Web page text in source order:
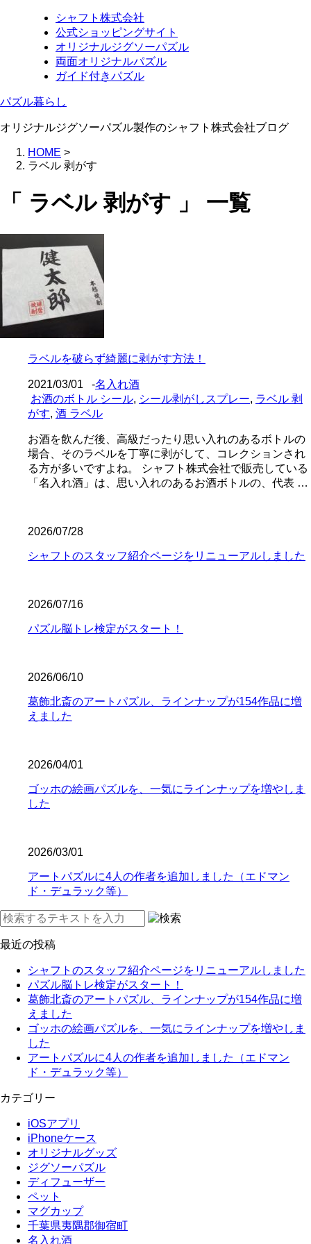
シャフト株式会社
公式ショッピングサイト
オリジナルジグソーパズル
両面オリジナルパズル
ガイド付きパズル
パズル暮らし
オリジナルジグソーパズル製作のシャフト株式会社ブログ
HOME >
ラベル 剥がす
「 ラベル 剥がす 」 一覧
ラベルを破らず綺麗に剥がす方法！
2021/03/01 -名入れ酒
お酒のボトル シール, シール剥がしスプレー, ラベル 剥
がす, 酒 ラベル
お酒を飲んだ後、高級だったり思い入れのあるボトルの
場合、そのラベルを丁寧に剥がして、コレクションされ
る方が多いですよね。 シャフト株式会社で販売している
「名入れ酒」は、思い入れのあるお酒ボトルの、代表 …
2026/07/28
シャフトのスタッフ紹介ページをリニューアルしました
2026/07/16
パズル脳トレ検定がスタート！
2026/06/10
葛飾北斎のアートパズル、ラインナップが154作品に増
えました
2026/04/01
ゴッホの絵画パズルを、一気にラインナップを増やしま
した
2026/03/01
アートパズルに4人の作者を追加しました（エドマン
ド・デュラック等）
最近の投稿
シャフトのスタッフ紹介ページをリニューアルしました
パズル脳トレ検定がスタート！
葛飾北斎のアートパズル、ラインナップが154作品に増
えました
ゴッホの絵画パズルを、一気にラインナップを増やしま
した
アートパズルに4人の作者を追加しました（エドマン
ド・デュラック等）
カテゴリー
iOSアプリ
iPhoneケース
オリジナルグッズ
ジグソーパズル
ディフューザー
ペット
マグカップ
千葉県夷隅郡御宿町
名入れ酒